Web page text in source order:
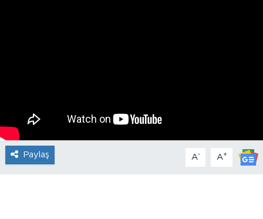
Paylaş A- A+